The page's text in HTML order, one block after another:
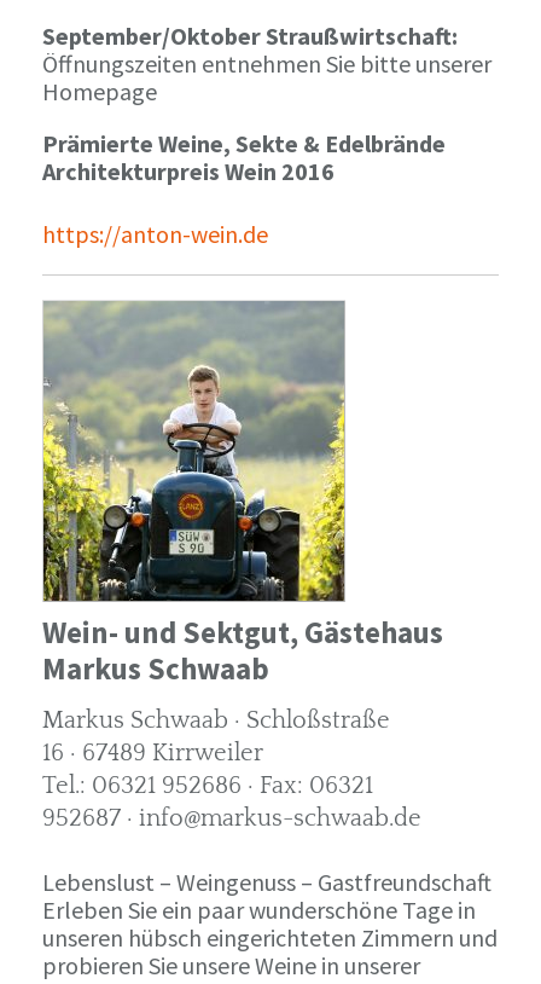
September/Oktober Straußwirtschaft:
Öffnungszeiten entnehmen Sie bitte unserer
Homepage
Prämierte Weine, Sekte & Edelbrände
Architekturpreis Wein 2016
https://anton-wein.de
Wein- und Sektgut, Gästehaus
Markus Schwaab
Markus Schwaab · Schloßstraße
16 · 67489 Kirrweiler
Tel.: 06321 952686 · Fax: 06321
952687 · info@markus-schwaab.de
Lebenslust – Weingenuss – Gastfreundschaft
Erleben Sie ein paar wunderschöne Tage in
unseren hübsch eingerichteten Zimmern und
probieren Sie unsere Weine in unserer